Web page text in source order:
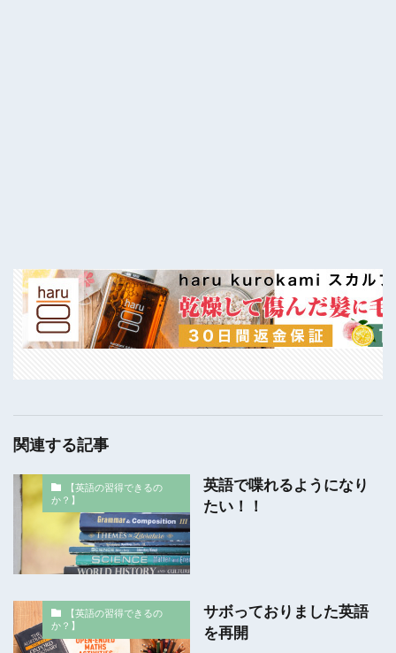
関連する記事
【英語の習得できるの
か？】
英語で喋れるようになり
たい！！
【英語の習得できるの
か？】
サボっておりました英語
を再開